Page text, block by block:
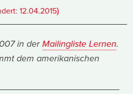
12.04.2015)
in derMailingliste Lernen.
dem amerikanischen